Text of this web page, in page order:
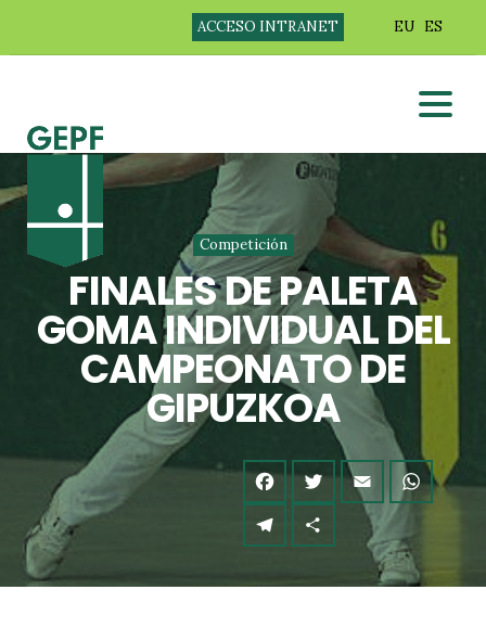
ACCESO INTRANET EU ES
Competición
FINALES DE PALETA
GOMA INDIVIDUAL DEL
CAMPEONATO DE
GIPUZKOA